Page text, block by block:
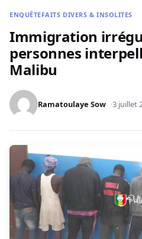
ENQUÊTEFAITS DIVERS & INSOLITES
Immigration
personnes
Malibu
Ramatoulaye Sow 3 juillet